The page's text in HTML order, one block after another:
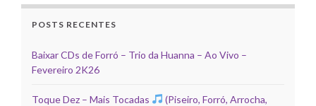
POSTS RECENTES
Baixar CDs de Forró – Trio da Huanna – Ao Vivo –
Fevereiro 2K26
Toque Dez – Mais Tocadas
(Piseiro, Forró, Arrocha,